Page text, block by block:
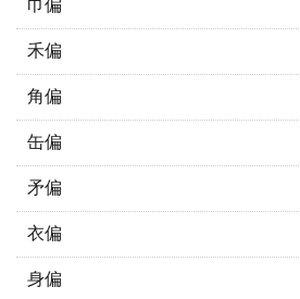
巾偏
禾偏
角偏
缶偏
矛偏
衣偏
身偏